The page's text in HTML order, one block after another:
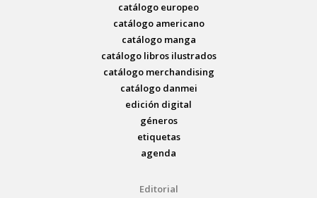
catálogo europeo
catálogo americano
catálogo manga
catálogo libros ilustrados
catálogo merchandising
catálogo danmei
edición digital
géneros
etiquetas
agenda
Editorial